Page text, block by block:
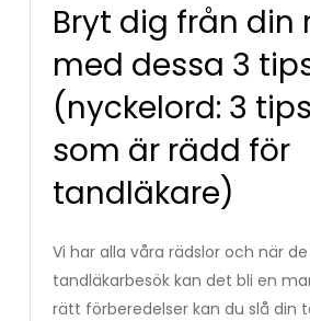
Bryt dig från din
med dessa 3
(nyckelord: 3
som är rädd för
tandläkare)
Vi har alla våra rädslor och när
tandläkarbesök kan det bli en
rätt förberedelser kan du slå din